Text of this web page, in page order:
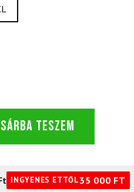
TESZEM
INGYENES ETTŐL35 000 FT